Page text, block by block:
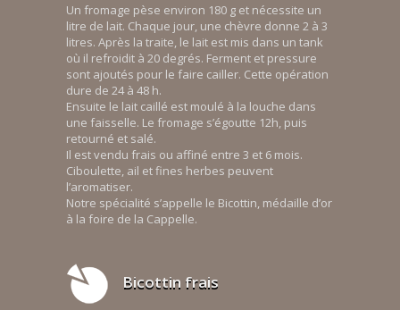
Un fromage pèse environ 180 g et nécessite un
litre de lait. Chaque jour, une chèvre donne 2 à 3
litres. Après la traite, le lait est mis dans un tank
où il refroidit à 20 degrés. Ferment et pressure
sont ajoutés pour le faire cailler. Cette opération
dure de 24 à 48 h.
Ensuite le lait caillé est moulé à la louche dans
une faisselle. Le fromage s’égoutte 12h, puis
retourné et salé.
Il est vendu frais ou affiné entre 3 et 6 mois.
Ciboulette, ail et fines herbes peuvent
l’aromatiser.
Notre spécialité s’appelle le Bicottin, médaille d’or
à la foire de la Cappelle.
Bicottin frais